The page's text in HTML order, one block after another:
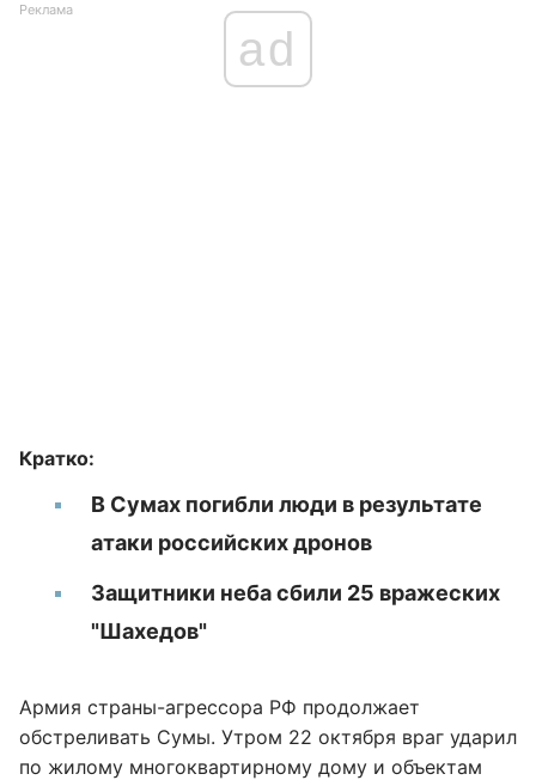
Реклама
ad
Кратко:
В Сумах погибли люди в результате
атаки российских дронов
Защитники неба сбили 25 вражеских
"Шахедов"
Армия страны-агрессора РФ продолжает
обстреливать Сумы. Утром 22 октября враг ударил
по жилому многоквартирному дому и объектам